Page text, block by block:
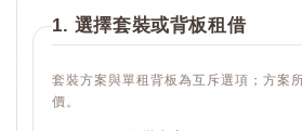
1. 選擇套裝或背板租借
套裝方案與單租背板為互斥選項；方案
價。